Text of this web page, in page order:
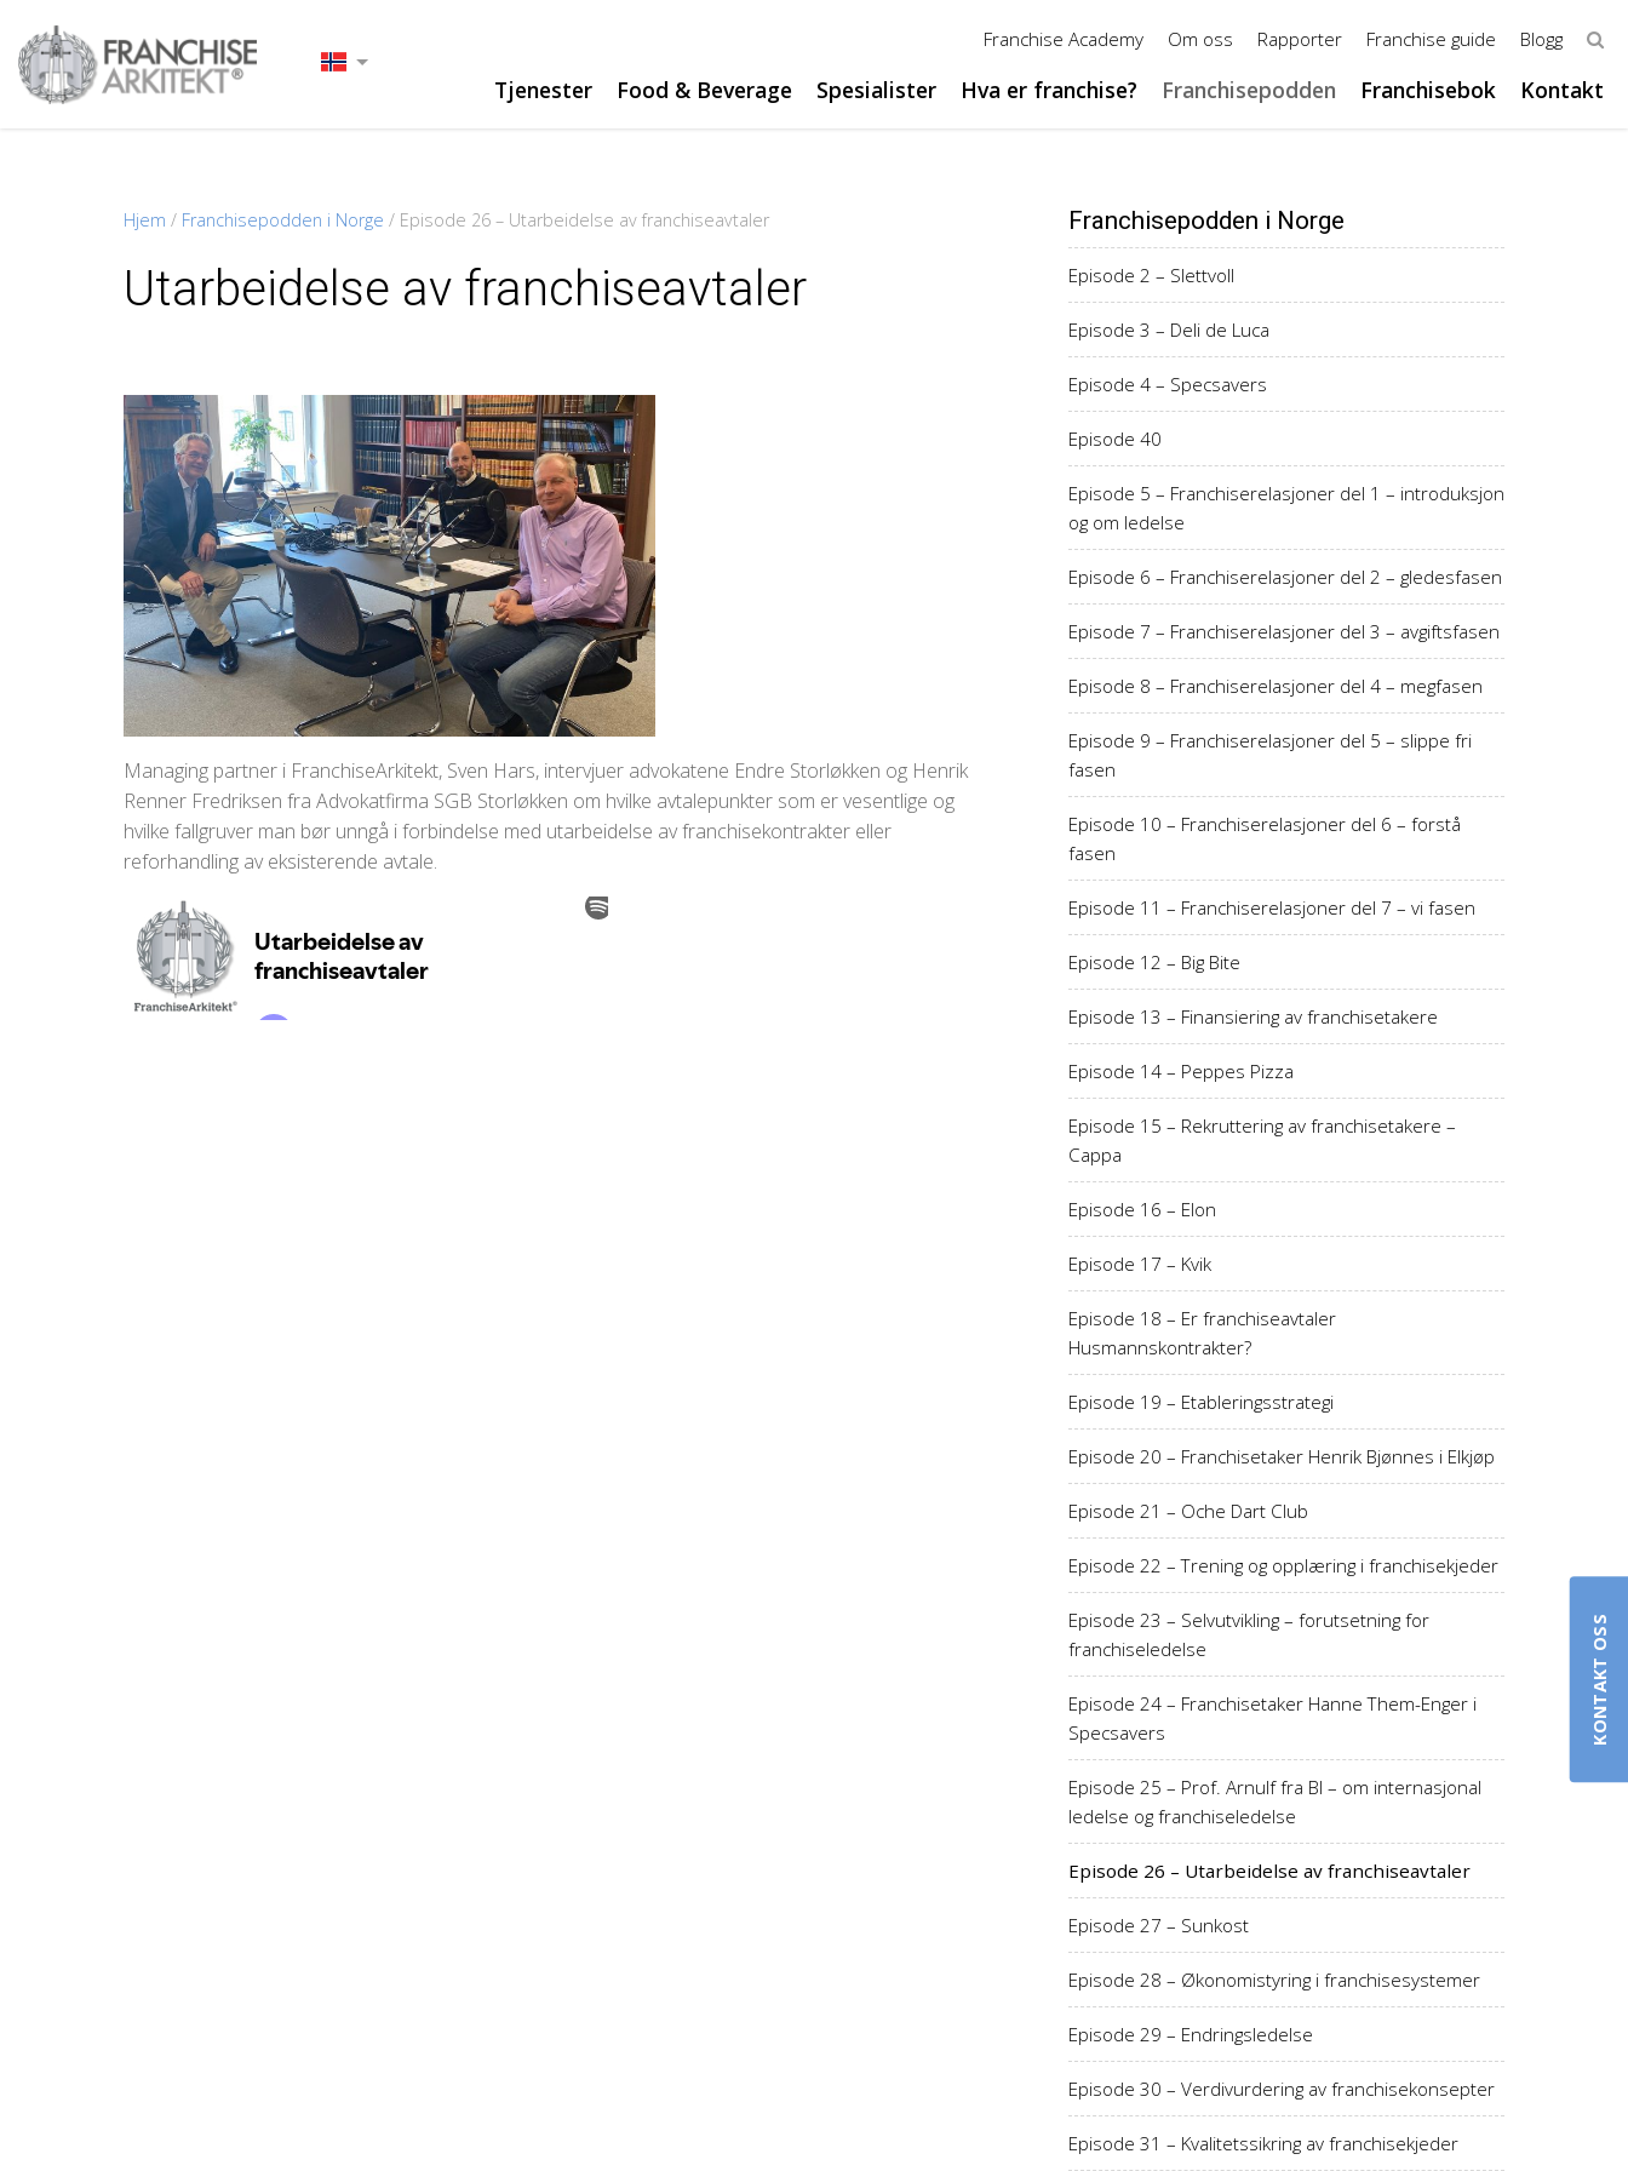
Franchise Academy Om oss Rapporter Franchise guide Blogg
Tjenester Food & Beverage Spesialister Hva er franchise? Franchisepodden Franchisebok Kontakt
Hjem / Franchisepodden i Norge / Episode 26 – Utarbeidelse av franchiseavtaler
Utarbeidelse av franchiseavtaler
Managing partner i FranchiseArkitekt, Sven Hars, intervjuer advokatene Endre Storløkken og Henrik
Renner Fredriksen fra Advokatfirma SGB Storløkken om hvilke avtalepunkter som er vesentlige og
hvilke fallgruver man bør unngå i forbindelse med utarbeidelse av franchisekontrakter eller
reforhandling av eksisterende avtale.
Franchisepodden i Norge
Episode 2 – Slettvoll
Episode 3 – Deli de Luca
Episode 4 – Specsavers
Episode 40
Episode 5 – Franchiserelasjoner del 1 – introduksjon
og om ledelse
Episode 6 – Franchiserelasjoner del 2 – gledesfasen
Episode 7 – Franchiserelasjoner del 3 – avgiftsfasen
Episode 8 – Franchiserelasjoner del 4 – megfasen
Episode 9 – Franchiserelasjoner del 5 – slippe fri
fasen
Episode 10 – Franchiserelasjoner del 6 – forstå
fasen
Episode 11 – Franchiserelasjoner del 7 – vi fasen
Episode 12 – Big Bite
Episode 13 – Finansiering av franchisetakere
Episode 14 – Peppes Pizza
Episode 15 – Rekruttering av franchisetakere –
Cappa
Episode 16 – Elon
Episode 17 – Kvik
Episode 18 – Er franchiseavtaler
Husmannskontrakter?
Episode 19 – Etableringsstrategi
Episode 20 – Franchisetaker Henrik Bjønnes i Elkjøp
Episode 21 – Oche Dart Club
Episode 22 – Trening og opplæring i franchisekjeder
Episode 23 – Selvutvikling – forutsetning for
franchiseledelse
Episode 24 – Franchisetaker Hanne Them-Enger i
Specsavers
Episode 25 – Prof. Arnulf fra BI – om internasjonal
ledelse og franchiseledelse
Episode 26 – Utarbeidelse av franchiseavtaler
Episode 27 – Sunkost
Episode 28 – Økonomistyring i franchisesystemer
Episode 29 – Endringsledelse
Episode 30 – Verdivurdering av franchisekonsepter
Episode 31 – Kvalitetssikring av franchisekjeder
KONTAKT OSS